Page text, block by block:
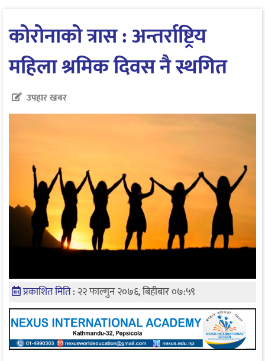
कोरोनाको त्रास : अन्तर्राष्ट्रिय
महिला श्रमिक दिवस नै स्थगित
उपहार खबर
प्रकाशित मिति : २२ फाल्गुन २०७६, बिहीबार ०७:५९